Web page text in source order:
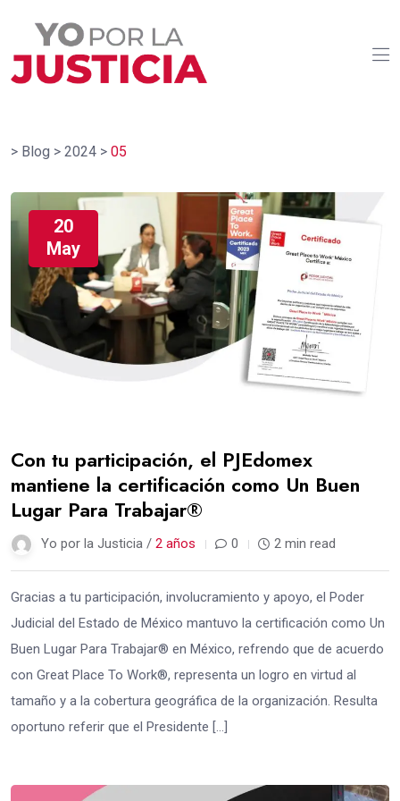
> Blog > 2024 > 05
20
May
Con tu participación, el PJEdomex
mantiene la certificación como Un Buen
Lugar Para Trabajar®
Yo por la Justicia / 2 años 0 2 min read
Gracias a tu participación, involucramiento y apoyo, el Poder
Judicial del Estado de México mantuvo la certificación como Un
Buen Lugar Para Trabajar® en México, refrendo que de acuerdo
con Great Place To Work®, representa un logro en virtud al
tamaño y a la cobertura geográfica de la organización. Resulta
oportuno referir que el Presidente […]